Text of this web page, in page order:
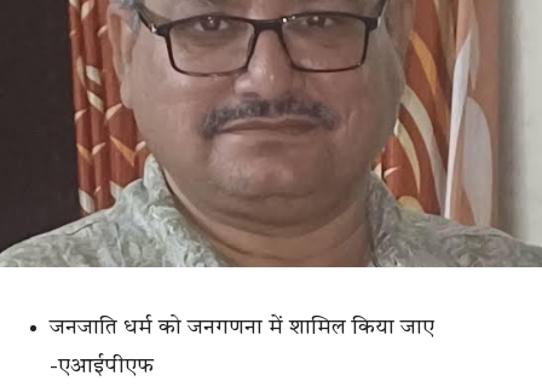
जनजाति धर्म को जनगणना में शामिल किया जाए
-एआईपीएफ